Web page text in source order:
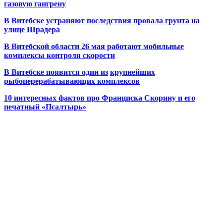
газовую гангрену
В Витебске устраняют последствия провала грунта на
улице Шрадера
В Витебской области 26 мая работают мобильные
комплексы контроля скорости
В Витебске появится один из крупнейших
рыбоперерабатывающих комплексов
10 интересных фактов про Франциска Скорину и его
печатный «Псалтырь»